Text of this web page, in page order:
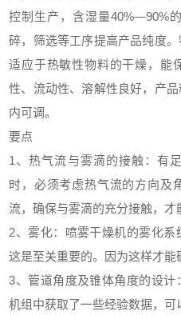
控制生产，含湿量40%—90%
碎，筛选等工序提高产品纯度
适应于热敏性物料的干燥，能
性、流动性、溶解性良好，产
内可调。
要点
1、热气流与雾滴的接触：有
时，必须考虑热气流的方向及
流，确保与雾滴的充分接触，
2、雾化：喷雾干燥机的雾化系
这是至关重要的。因为这样才
3、管道角度及锥体角度的设
机组中获取了一些经验数据，可